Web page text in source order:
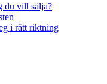
du vill sälja?
i rätt riktning